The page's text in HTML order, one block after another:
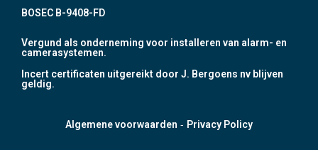
BOSEC B-9408-FD
Vergund als onderneming voor installeren van alarm- en
camerasystemen.
Incert certificaten uitgereikt door J. Bergoens nv blijven
geldig.
Algemene voorwaarden - Privacy Policy